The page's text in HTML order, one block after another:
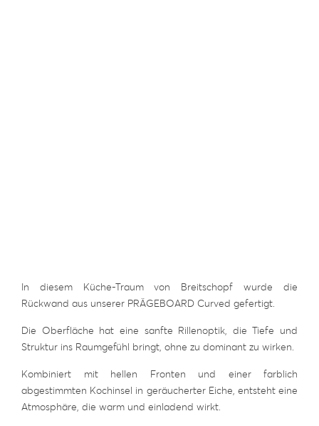
In diesem Küche-Traum von Breitschopf wurde die
Rückwand aus unserer PRÄGEBOARD Curved gefertigt.
Die Oberfläche hat eine sanfte Rillenoptik, die Tiefe und
Struktur ins Raumgefühl bringt, ohne zu dominant zu wirken.
Kombiniert mit hellen Fronten und einer farblich
abgestimmten Kochinsel in geräucherter Eiche, entsteht eine
Atmosphäre, die warm und einladend wirkt.